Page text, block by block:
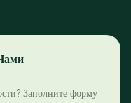
Заполните форму